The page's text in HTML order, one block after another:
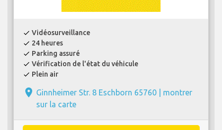
check Vidéosurveillance
check 24 heures
check Parking assuré
check Vérification de l'état du véhicule
check Plein air
place Ginnheimer Str. 8 Eschborn 65760 | montrer
sur la carte